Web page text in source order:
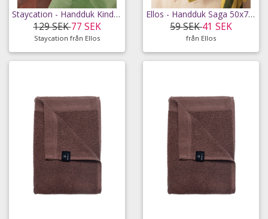
Staycation - Handduk Kind 30x50 cm 2-pack - Grön - 30X50
129 SEK77 SEK
Staycation från Ellos
Ellos - Handduk Saga 50x70 cm - Grön - 50X70
59 SEK41 SEK
från Ellos